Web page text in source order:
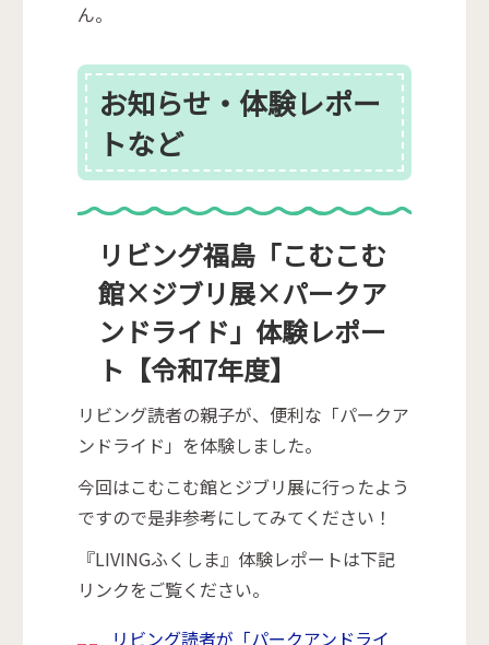
ん。
お知らせ・体験レポー
トなど
リビング福島「こむこむ
館×ジブリ展×パークア
ンドライド」体験レポー
ト【令和7年度】
リビング読者の親子が、便利な「パークア
ンドライド」を体験しました。
今回はこむこむ館とジブリ展に行ったよう
ですので是非参考にしてみてください！
『LIVINGふくしま』体験レポートは下記
リンクをご覧ください。
リビング読者が「パークアンドライ